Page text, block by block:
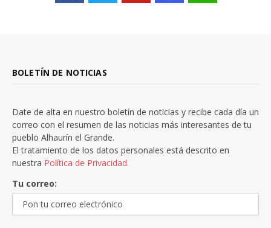
BOLETÍN DE NOTICIAS
Date de alta en nuestro boletín de noticias y recibe cada día un
correo con el resumen de las noticias más interesantes de tu
pueblo Alhaurín el Grande.
El tratamiento de los datos personales está descrito en
nuestra Política de Privacidad.
Tu correo: